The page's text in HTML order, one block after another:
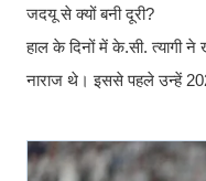
जदयू से क्यों बनी दूरी?
हाल के दिनों में के.सी. त्यागी
नाराज थे। इससे पहले उन्हें